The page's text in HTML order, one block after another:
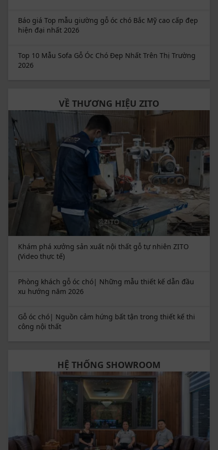
Báo giá Top mẫu giường gỗ óc chó Bắc Mỹ cao cấp đẹp
hiện đại nhất 2026
Top 10 Mẫu Sofa Gỗ Óc Chó Đẹp Nhất Trên Thị Trường
2026
VỀ THƯƠNG HIỆU ZITO
Khám phá xưởng sản xuất nội thất gỗ tự nhiên ZITO
(Video thực tế)
Phòng khách gỗ óc chó| Những mẫu thiết kế dẫn đầu
xu hướng năm 2026
Gỗ óc chó| Nguồn cảm hứng bất tận trong thiết kế thi
công nội thất
HỆ THỐNG SHOWROOM